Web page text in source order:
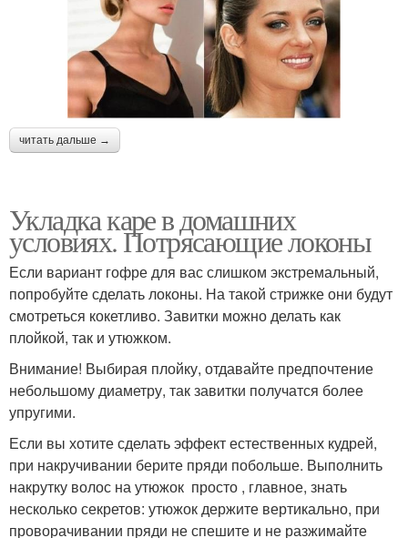
читать дальше →
Укладка каре в домашних
условиях. Потрясающие локоны
Если вариант гофре для вас слишком экстремальный,
попробуйте сделать локоны. На такой стрижке они будут
смотреться кокетливо. Завитки можно делать как
плойкой, так и утюжком.
Внимание! Выбирая плойку, отдавайте предпочтение
небольшому диаметру, так завитки получатся более
упругими.
Если вы хотите сделать эффект естественных кудрей,
при накручивании берите пряди побольше. Выполнить
накрутку волос на утюжок просто , главное, знать
несколько секретов: утюжок держите вертикально, при
проворачивании пряди не спешите и не разжимайте